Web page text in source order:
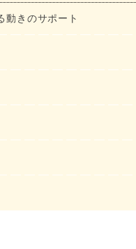
動きのサポート